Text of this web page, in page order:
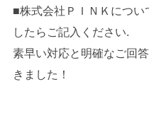
■株式会社ＰＩＮＫについ
したらご記入ください.
素早い対応と明確なご回
きました！